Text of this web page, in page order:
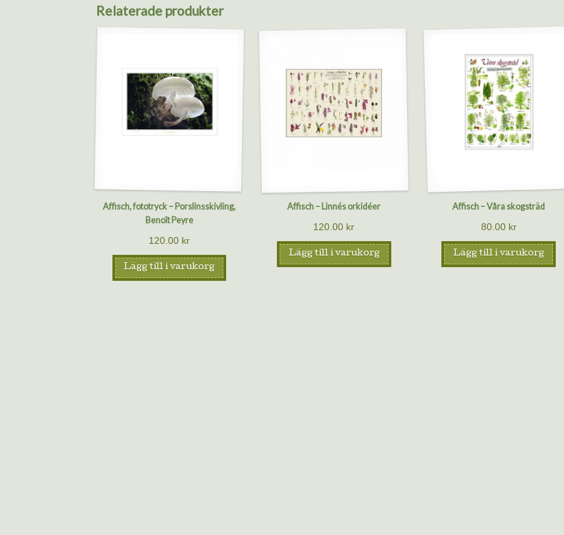
Relaterade produkter
Affisch, fototryck – Porslinsskivling,
Benoît Peyre
120.00 kr
Lägg till i varukorg
Affisch – Linnés orkidéer
120.00 kr
Lägg till i varukorg
Affisch – Våra skogsträd
80.00 kr
Lägg till i varukorg